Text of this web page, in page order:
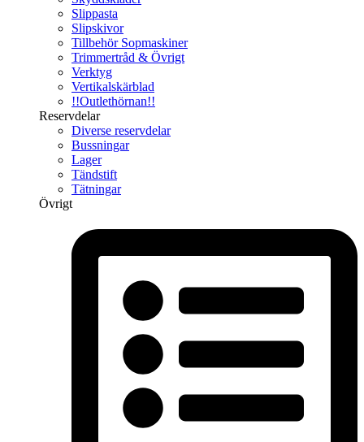
Slippasta
Slipskivor
Tillbehör Sopmaskiner
Trimmertråd & Övrigt
Verktyg
Vertikalskärblad
!!Outlethörnan!!
Reservdelar
Diverse reservdelar
Bussningar
Lager
Tändstift
Tätningar
Övrigt